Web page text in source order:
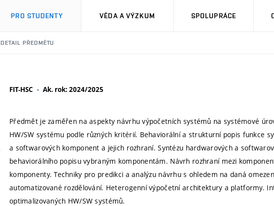
PRO STUDENTY VĚDA A VÝZKUM SPOLUPRÁCE
DETAIL PŘEDMĚTU
FIT-HSC Ak. rok: 2024/2025
Předmět je zaměřen na aspekty návrhu výpočetních systémů na systémové
HW/SW systému podle různých kritérií. Behaviorální a strukturní popis funkce
a softwarových komponent a jejich rozhraní. Syntézu hardwarových a
behaviorálního popisu vybraným komponentám. Návrh rozhraní mezi
komponenty. Techniky pro predikci a analýzu návrhu s ohledem na daná
automatizované rozdělování. Heterogenní výpočetní architektury a platformy.
optimalizovaných HW/SW systémů.